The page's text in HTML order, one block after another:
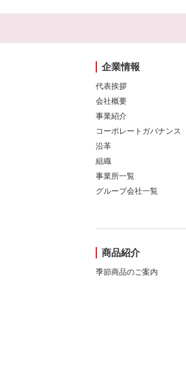
企業情報
代表挨拶
会社概要
事業紹介
コーポレートガバナンス
沿革
組織
事業所一覧
グループ会社一覧
商品紹介
季節商品のご案内